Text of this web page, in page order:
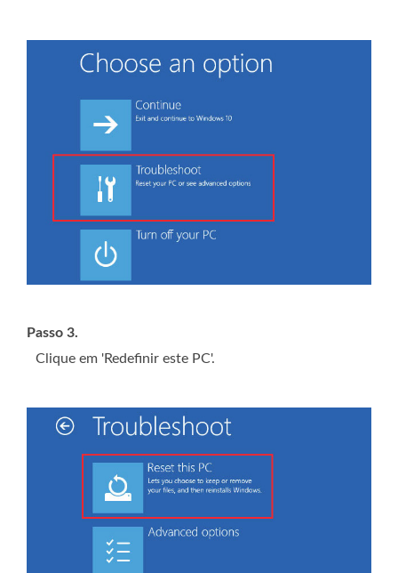
Passo 3.
Clique em 'Redefinir este PC'.